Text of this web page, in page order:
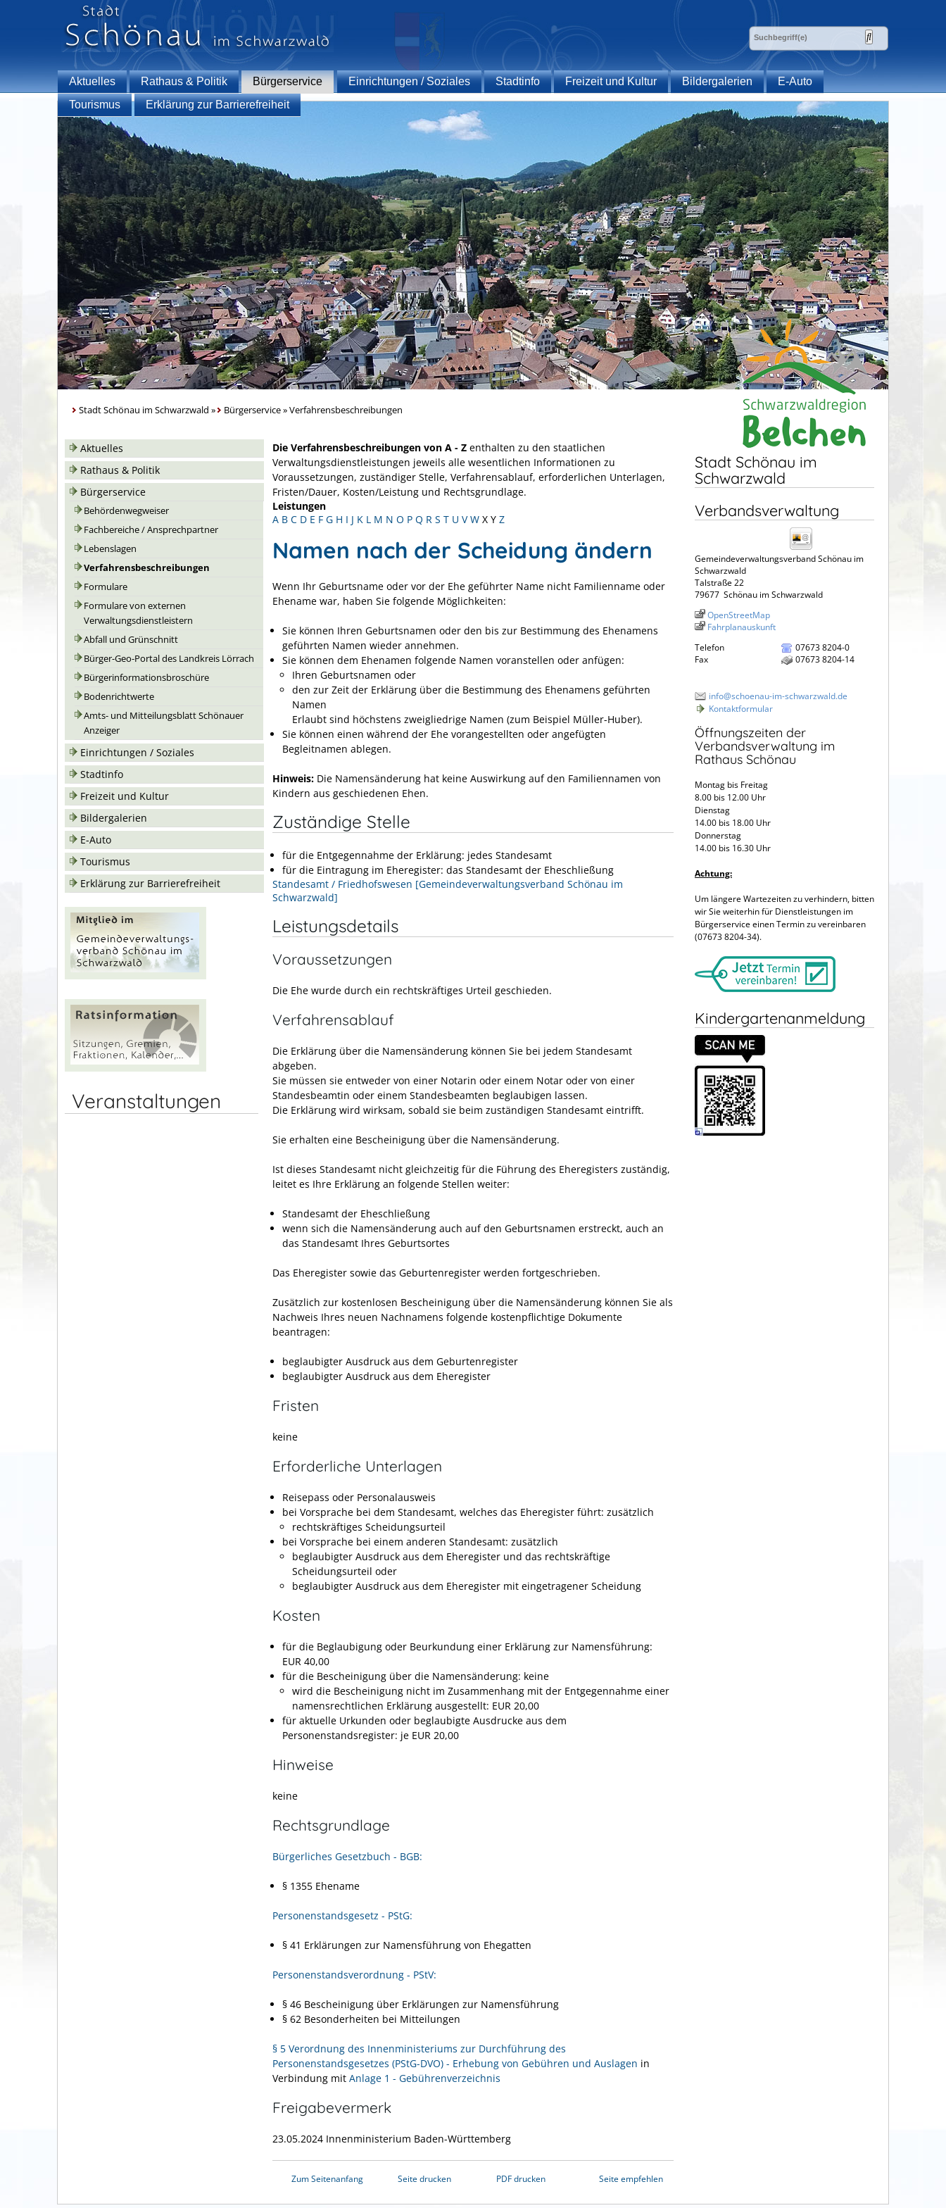
Aktuelles Rathaus & Politik Bürgerservice Einrichtungen / Soziales Stadtinfo Freizeit und Kultur Bildergalerien
E-Auto
Tourismus
Erklärung zur Barrierefreiheit
Stadt Schönau im Schwarzwald » Bürgerservice»Verfahrensbeschreibungen
Aktuelles
Rathaus & Politik
Bürgerservice
Behördenwegweiser
Fachbereiche / Ansprechpartner
Lebenslagen
Verfahrensbeschreibungen
Formulare
Formulare von externen
Verwaltungsdienstleistern
Abfall und Grünschnitt
Bürger-Geo-Portal des Landkreis Lörrach
Bürgerinformationsbroschüre
Bodenrichtwerte
Amts- und Mitteilungsblatt Schönauer
Anzeiger
Einrichtungen / Soziales
Stadtinfo
Freizeit und Kultur
Bildergalerien
E-Auto
Tourismus
Erklärung zur Barrierefreiheit
Veranstaltungen
Die Verfahrensbeschreibungen von A - Z enthalten zu den staatlichen
Verwaltungsdienstleistungen jeweils alle wesentlichen Informationen zu
Voraussetzungen, zuständiger Stelle, Verfahrensablauf, erforderlichen Unterlagen,
Fristen/Dauer, Kosten/Leistung und Rechtsgrundlage.
Leistungen
A B C D E F G H I J K L M N O P Q R S T U V W X Y Z
Namen nach der Scheidung ändern
Wenn Ihr Geburtsname oder vor der Ehe geführter Name nicht Familienname oder
Ehename war, haben Sie folgende Möglichkeiten:
Sie können Ihren Geburtsnamen oder den bis zur Bestimmung des Ehenamens
geführten Namen wieder annehmen.
Sie können dem Ehenamen folgende Namen voranstellen oder anfügen:
Ihren Geburtsnamen oder
den zur Zeit der Erklärung über die Bestimmung des Ehenamens geführten
Namen
Erlaubt sind höchstens zweigliedrige Namen (zum Beispiel Müller-Huber).
Sie können einen während der Ehe vorangestellten oder angefügten
Begleitnamen ablegen.
Hinweis: Die Namensänderung hat keine Auswirkung auf den Familiennamen von
Kindern aus geschiedenen Ehen.
Zuständige Stelle
für die Entgegennahme der Erklärung: jedes Standesamt
für die Eintragung im Eheregister: das Standesamt der Eheschließung
Standesamt / Friedhofswesen [Gemeindeverwaltungsverband Schönau im
Schwarzwald]
Leistungsdetails
Voraussetzungen
Die Ehe wurde durch ein rechtskräftiges Urteil geschieden.
Verfahrensablauf
Die Erklärung über die Namensänderung können Sie bei jedem Standesamt
abgeben.
Sie müssen sie entweder von einer Notarin oder einem Notar oder von einer
Standesbeamtin oder einem Standesbeamten beglaubigen lassen.
Die Erklärung wird wirksam, sobald sie beim zuständigen Standesamt eintrifft.
Sie erhalten eine Bescheinigung über die Namensänderung.
Ist dieses Standesamt nicht gleichzeitig für die Führung des Eheregisters zuständig,
leitet es Ihre Erklärung an folgende Stellen weiter:
Standesamt der Eheschließung
wenn sich die Namensänderung auch auf den Geburtsnamen erstreckt, auch an
das Standesamt Ihres Geburtsortes
Das Eheregister sowie das Geburtenregister werden fortgeschrieben.
Zusätzlich zur kostenlosen Bescheinigung über die Namensänderung können Sie als
Nachweis Ihres neuen Nachnamens folgende kostenpflichtige Dokumente
beantragen:
beglaubigter Ausdruck aus dem Geburtenregister
beglaubigter Ausdruck aus dem Eheregister
Fristen
keine
Erforderliche Unterlagen
Reisepass oder Personalausweis
bei Vorsprache bei dem Standesamt, welches das Eheregister führt: zusätzlich
rechtskräftiges Scheidungsurteil
bei Vorsprache bei einem anderen Standesamt: zusätzlich
beglaubigter Ausdruck aus dem Eheregister und das rechtskräftige
Scheidungsurteil oder
beglaubigter Ausdruck aus dem Eheregister mit eingetragener Scheidung
Kosten
für die Beglaubigung oder Beurkundung einer Erklärung zur Namensführung:
EUR 40,00
für die Bescheinigung über die Namensänderung: keine
wird die Bescheinigung nicht im Zusammenhang mit der Entgegennahme einer
namensrechtlichen Erklärung ausgestellt: EUR 20,00
für aktuelle Urkunden oder beglaubigte Ausdrucke aus dem
Personenstandsregister: je EUR 20,00
Hinweise
keine
Rechtsgrundlage
Bürgerliches Gesetzbuch - BGB:
§ 1355 Ehename
Personenstandsgesetz - PStG:
§ 41 Erklärungen zur Namensführung von Ehegatten
Personenstandsverordnung - PStV:
§ 46 Bescheinigung über Erklärungen zur Namensführung
§ 62 Besonderheiten bei Mitteilungen
§ 5 Verordnung des Innenministeriums zur Durchführung des
Personenstandsgesetzes (PStG-DVO) - Erhebung von Gebühren und Auslagen in
Verbindung mit Anlage 1 - Gebührenverzeichnis
Freigabevermerk
23.05.2024 Innenministerium Baden-Württemberg
Zum Seitenanfang Seite drucken PDF drucken Seite empfehlen
Stadt Schönau im
Schwarzwald
Verbandsverwaltung
Gemeindeverwaltungsverband Schönau im
Schwarzwald
Talstraße 22
79677 Schönau im Schwarzwald
OpenStreetMap
Fahrplanauskunft
Telefon
07673 8204-0
Fax
07673 8204-14
info@schoenau-im-schwarzwald.de
Kontaktformular
Öffnungszeiten der
Verbandsverwaltung im
Rathaus Schönau
Montag bis Freitag
8.00 bis 12.00 Uhr
Dienstag
14.00 bis 18.00 Uhr
Donnerstag
14.00 bis 16.30 Uhr
Achtung:
Um längere Wartezeiten zu verhindern, bitten
wir Sie weiterhin für Dienstleistungen im
Bürgerservice einen Termin zu vereinbaren
(07673 8204-34).
Kindergartenanmeldung